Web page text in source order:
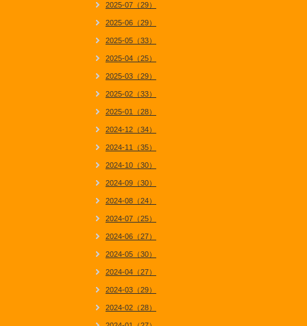
2025-07（29）
2025-06（29）
2025-05（33）
2025-04（25）
2025-03（29）
2025-02（33）
2025-01（28）
2024-12（34）
2024-11（35）
2024-10（30）
2024-09（30）
2024-08（24）
2024-07（25）
2024-06（27）
2024-05（30）
2024-04（27）
2024-03（29）
2024-02（28）